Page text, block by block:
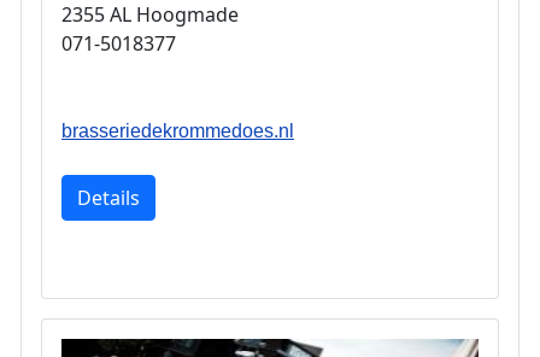
2355 AL Hoogmade
071-5018377
brasseriedekrommedoes.nl
Details